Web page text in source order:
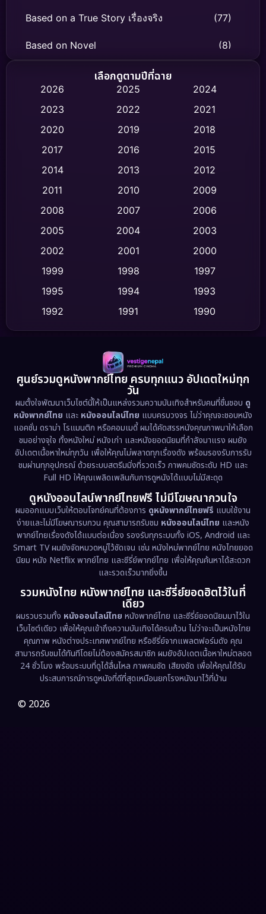
Based on a True Story เรื่องจริง (77)
Based on Novel (8)
Biography ชีวิตจริง
Classic หนังคลาสสิก (47)
Comedy ตลก (429)
Crime อาชญากรรม (505)
Cult Film
Dance เต้น (10)
Detective สืบสวน
Disaster (13)
Disney+ (5)
Documentary สารคดี (92)
Drama ดราม่า (1,435)
Dystopian (17)
Emotional (61)
Epic มหากาพย์ (215)
Erotic (35)
Family ครอบครัว (362)
Fantasy จินตนาการ (318)
Fiction (9)
Film (57)
Gothic
เลือกดูตามปีที่ฉาย
2026 2025
2024
2023
2022
2021
2020
2019
2018
2017
2016
2015
2014
2013
2012
2011
2010
2009
2008
2007
2006
2005
2004
2003
2002
2001
2000
1999
1998
1997
1995
1994
1993
1992
1991
1990
1989
1988
1986
1983
1978
1974
1962
ศูนย์รวมดูหนังพากย์ไทย ครบทุกแนว อัปเดตใหม่ทุก
วัน
ผมตั้งใจพัฒนาเว็บไซต์นี้ให้เป็นแหล่งรวมความบันเทิงสำหรับคนที่ชื่นชอบ ดู
หนังพากย์ไทย และ หนังออนไลน์ไทย แบบครบวงจร ไม่ว่าคุณจะชอบหนัง
แอคชั่น ดราม่า โรแมนติก หรือคอมเมดี้ ผมได้คัดสรรหนังคุณภาพมาให้เลือก
ชมอย่างจุใจ ทั้งหนังใหม่ หนังเก่า และหนังยอดนิยมที่กำลังมาแรง ผมยัง
อัปเดตเนื้อหาใหม่ทุกวัน เพื่อให้คุณไม่พลาดทุกเรื่องดัง พร้อมรองรับการรับ
ชมผ่านทุกอุปกรณ์ ด้วยระบบสตรีมมิ่งที่รวดเร็ว ภาพคมชัดระดับ HD และ
Full HD ให้คุณเพลิดเพลินกับการดูหนังได้แบบไม่มีสะดุด
ดูหนังออนไลน์พากย์ไทยฟรี ไม่มีโฆษณากวนใจ
ผมออกแบบเว็บให้ตอบโจทย์คนที่ต้องการ ดูหนังพากย์ไทยฟรี แบบใช้งาน
ง่ายและไม่มีโฆษณารบกวน คุณสามารถรับชม หนังออนไลน์ไทย และหนัง
พากย์ไทยเรื่องดังได้แบบต่อเนื่อง รองรับทุกระบบทั้ง iOS, Android และ
Smart TV ผมยังจัดหมวดหมู่ไว้ชัดเจน เช่น หนังใหม่พากย์ไทย หนังไทยยอด
นิยม หนัง Netflix พากย์ไทย และซีรี่ย์พากย์ไทย เพื่อให้คุณค้นหาได้สะดวก
และรวดเร็วมากยิ่งขึ้น
รวมหนังไทย หนังพากย์ไทย และซีรี่ย์ยอดฮิตไว้ในที่
เดียว
ผมรวบรวมทั้ง หนังออนไลน์ไทย หนังพากย์ไทย และซีรี่ย์ยอดนิยมมาไว้ใน
เว็บไซต์เดียว เพื่อให้คุณเข้าถึงความบันเทิงได้ครบถ้วน ไม่ว่าจะเป็นหนังไทย
คุณภาพ หนังต่างประเทศพากย์ไทย หรือซีรี่ย์จากแพลตฟอร์มดัง คุณ
สามารถรับชมได้ทันทีโดยไม่ต้องสมัครสมาชิก ผมยังอัปเดตเนื้อหาใหม่ตลอด
24 ชั่วโมง พร้อมระบบที่ดูได้ลื่นไหล ภาพคมชัด เสียงชัด เพื่อให้คุณได้รับ
ประสบการณ์การดูหนังที่ดีที่สุดเหมือนยกโรงหนังมาไว้ที่บ้าน
© 2026